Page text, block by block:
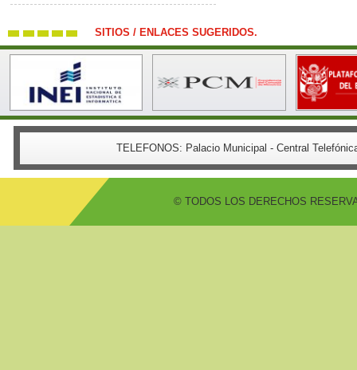
SITIOS / ENLACES SUGERIDOS.
TELEFONOS: Palacio Municipal - Central
© TODOS LOS DERECHOS